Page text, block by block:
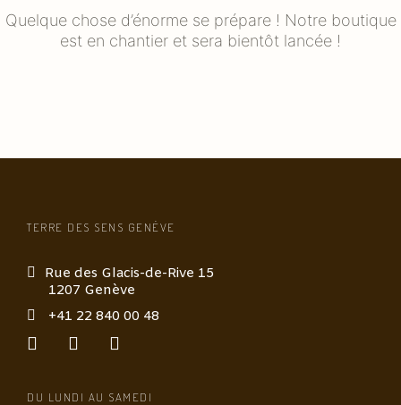
Quelque chose d’énorme se prépare ! Notre boutique
est en chantier et sera bientôt lancée !
TERRE DES SENS GENÈVE
Rue des Glacis-de-Rive 15
1207 Genève
+41 22 840 00 48
DU LUNDI AU SAMEDI